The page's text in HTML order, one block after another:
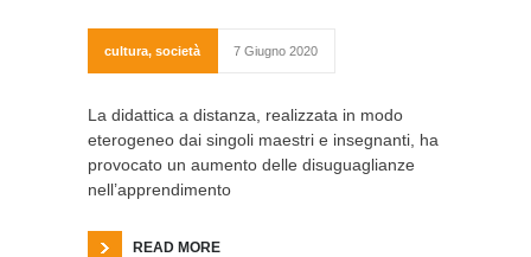
cultura, società 7 Giugno 2020
La didattica a distanza, realizzata in modo
eterogeneo dai singoli maestri e insegnanti, ha
provocato un aumento delle disuguaglianze
nell’apprendimento
READ MORE